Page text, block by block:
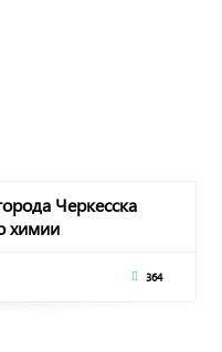
Черкесска
химии
364